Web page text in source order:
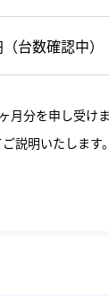
台数確認中）
分を申し受けま
説明いたします。